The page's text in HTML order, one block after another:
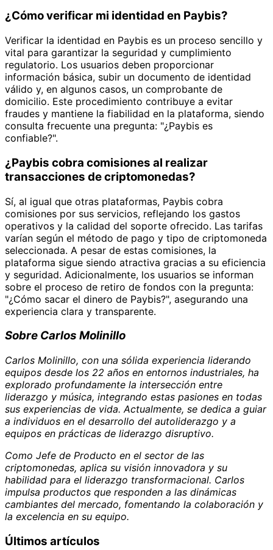
¿Cómo verificar mi identidad en Paybis?
Verificar la identidad en Paybis es un proceso sencillo y
vital para garantizar la seguridad y cumplimiento
regulatorio. Los usuarios deben proporcionar
información básica, subir un documento de identidad
válido y, en algunos casos, un comprobante de
domicilio. Este procedimiento contribuye a evitar
fraudes y mantiene la fiabilidad en la plataforma, siendo
consulta frecuente una pregunta: "¿Paybis es
confiable?".
¿Paybis cobra comisiones al realizar
transacciones de criptomonedas?
Sí, al igual que otras plataformas, Paybis cobra
comisiones por sus servicios, reflejando los gastos
operativos y la calidad del soporte ofrecido. Las tarifas
varían según el método de pago y tipo de criptomoneda
seleccionada. A pesar de estas comisiones, la
plataforma sigue siendo atractiva gracias a su eficiencia
y seguridad. Adicionalmente, los usuarios se informan
sobre el proceso de retiro de fondos con la pregunta:
"¿Cómo sacar el dinero de Paybis?", asegurando una
experiencia clara y transparente.
Sobre Carlos Molinillo
Carlos Molinillo, con una sólida experiencia liderando
equipos desde los 22 años en entornos industriales, ha
explorado profundamente la intersección entre
liderazgo y música, integrando estas pasiones en todas
sus experiencias de vida. Actualmente, se dedica a guiar
a individuos en el desarrollo del autoliderazgo y a
equipos en prácticas de liderazgo disruptivo.
Como Jefe de Producto en el sector de las
criptomonedas, aplica su visión innovadora y su
habilidad para el liderazgo transformacional. Carlos
impulsa productos que responden a las dinámicas
cambiantes del mercado, fomentando la colaboración y
la excelencia en su equipo.
Últimos artículos